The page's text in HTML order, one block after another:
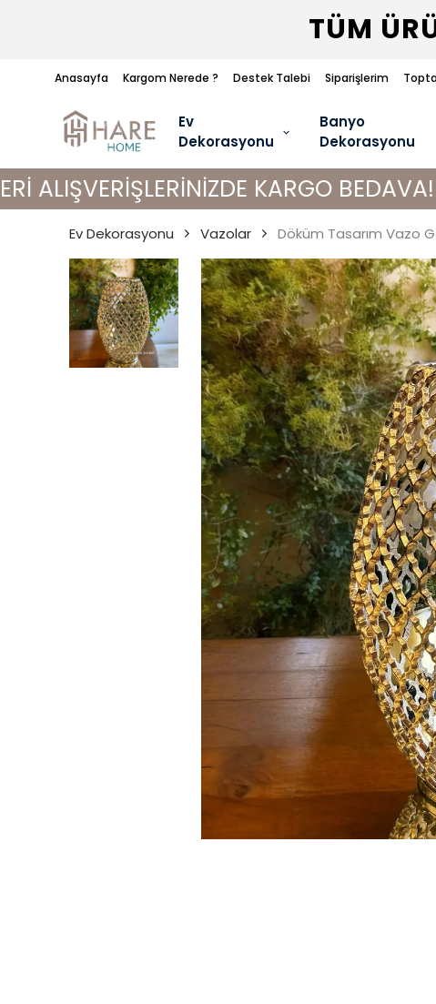
Anasayfa Kargom Nerede ? Destek Talebi Siparişlerim
TÜM
Ev
Dekorasyonu
Banyo
Dekorasyonu
KARGO BEDAVA!
Ev Dekorasyonu Vazolar Döküm Tasarım Vazo